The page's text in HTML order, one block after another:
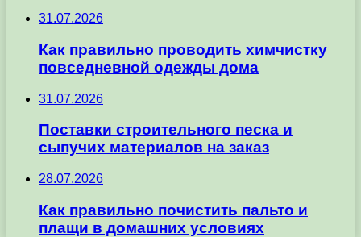
31.07.2026
Как правильно проводить химчистку
повседневной одежды дома
31.07.2026
Поставки строительного песка и
сыпучих материалов на заказ
28.07.2026
Как правильно почистить пальто и
плащи в домашних условиях